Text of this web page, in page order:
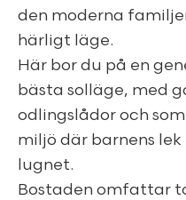
den moderna
härligt läge.
Här bor du på en
bästa solläge, med
odlingslådor och
miljö där barnens
lugnet.
Bostaden omfattar